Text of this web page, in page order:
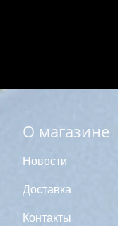
О магазине
Новости
Доставка
Контакты